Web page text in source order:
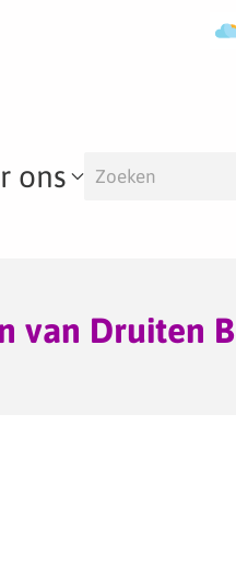
ons
van Druiten